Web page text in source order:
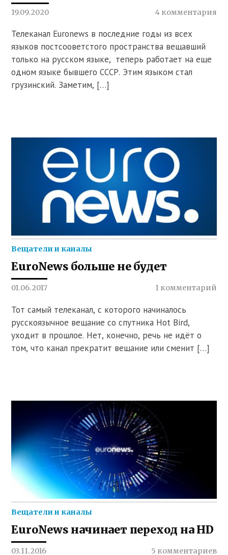
19.09.2020 4 комментария
Телеканал Euronews в последние годы из всех
языков постсооветстого пространства вещавший
только на русском языке, теперь работает на еще
одном языке бывшего СССР. Этим языком стал
грузинский. Заметим, […]
Вещатели и каналы
EuroNews больше не будет
01.06.2017 1 комментарий
Тот самый телеканал, с которого начиналось
русскоязычное вещание со спутника Hot Bird,
уходит в прошлое. Нет, конечно, речь не идёт о
том, что канал прекратит вещание или сменит […]
Вещатели и каналы
EuroNews начинает переход на HD
03.11.2016 5 комментариев